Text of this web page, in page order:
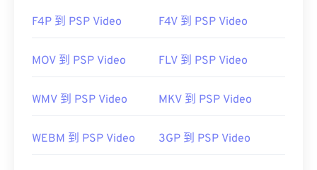
F4P 到 PSP Video F4V 到 PSP Video
MOV 到 PSP Video FLV 到 PSP Video
WMV 到 PSP Video MKV 到 PSP Video
WEBM 到 PSP Video 3GP 到 PSP Video